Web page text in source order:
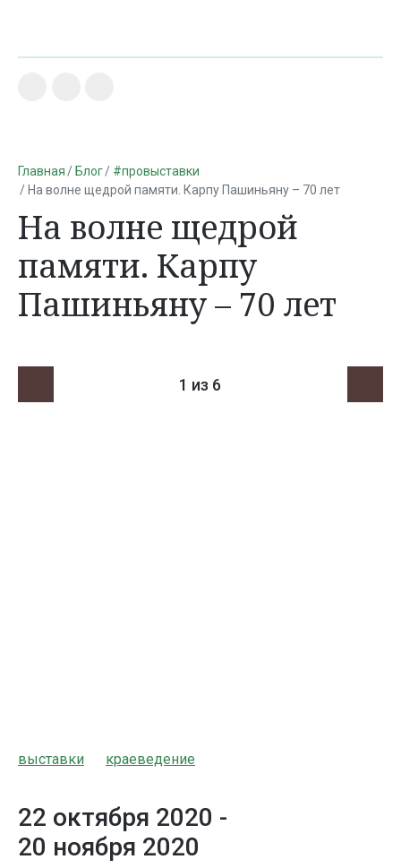
Главная Блог
#провыставки
На волне щедрой памяти. Карпу Пашиньяну – 70 лет
На волне щедрой
памяти. Карпу
Пашиньяну – 70 лет
1 из 6
выставки краеведение
22 октября 2020 -
20 ноября 2020